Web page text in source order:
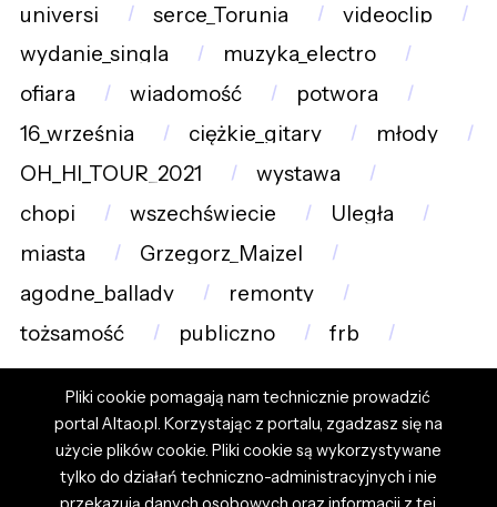
universi
serce_Torunia
videoclip
wydanie_singla
muzyka_electro
ofiara
wiadomość
potwora
16_września
ciężkie_gitary
młody
OH_HI_TOUR_2021
wystawa
chopi
wszechświecie
Uległa
miasta
Grzegorz_Majzel
agodne_ballady
remonty
tożsamość
publiczno frb
Pliki cookie pomagają nam technicznie prowadzić
portal Altao.pl. Korzystając z portalu, zgadzasz się na
użycie plików cookie. Pliki cookie są wykorzystywane
tylko do działań techniczno-administracyjnych i nie